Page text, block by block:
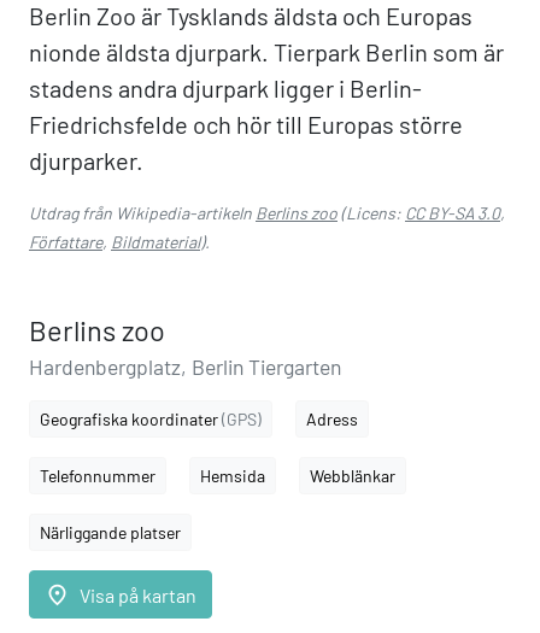
Berlin Zoo är Tysklands äldsta och Europas
nionde äldsta djurpark. Tierpark Berlin som är
stadens andra djurpark ligger i Berlin-
Friedrichsfelde och hör till Europas större
djurparker.
Utdrag från Wikipedia-artikeln Berlins zoo(Licens: CC BY-SA 3.0,
Författare, Bildmaterial).
Berlins zoo
Hardenbergplatz, Berlin Tiergarten
Geografiska koordinater(GPS) Adress
Telefonnummer Hemsida Webblänkar
Närliggande platser
place Visa på kartan